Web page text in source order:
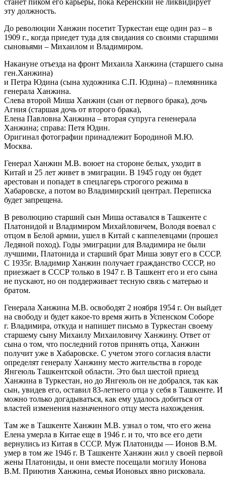
эту должность.
До революции Ханжин посетит Туркестан еще один раз – в
1909 г., когда приедет туда для свидания со своими старшими
сыновьями – Михаилом и Владимиром.
Накануне отъезда на фронт Михаила Ханжина (старшего сына
ген.Ханжина)
и Петра Юдина (сына художника С.П. Юдина) – племянника
генерала Ханжина.
Слева второй Миша Ханжин (сын от первого брака), дочь
Агния (старшая дочь от второго брака),
Елена Павловна Ханжина – вторая супруга гененерала
Ханжина; справа: Петя Юдин.
Оригинал фотографии принадлежит Бородиной М.Ю.
Москва.
Генерал Ханжин М.В. воюет на стороне белых, уходит в
Китай и 25 лет живет в эмиграции. В 1945 году он будет
арестован и попадет в спецлагерь строгого режима в
Хабаровске, а потом во Владимирский централ. Переписка
будет запрещена.
В революцию старший сын Миша оставался в Ташкенте с
Платонидой и Владимиром Михайловичем, Володя воевал с
отцом в Белой армии, ушел в Китай с каппелевцами (прошел
Ледяной поход). Годы эмиграции для Владимира не были
лучшими, Платонида и старший брат Миша зовут его в СССР.
С 1935г. Владимир Ханжин получает гражданство СССР, но
приезжает в СССР только в 1947 г. В Ташкент его и его сына
не пускают, но он поддерживает тесную связь с матерью и
братом.
Генерала Ханжина М.В. освободят 2 ноября 1954 г. Он выйдет
на свободу и будет какое-то время жить в Успенском Соборе
г. Владимира, откуда и напишет письмо в Туркестан своему
старшему сыну Михаилу Михаиловичу Ханжину. Ответ от
сына о том, что последний готов принять отца, Ханжин
получит уже в Хабаровске. С учетом этого согласия власти
определят генералу Ханжину место жительства в городе
Янгеюль Ташкентской области. Это был шестой приезд
Ханжина в Туркестан, но до Янгеюль он не добрался, так как
сын, увидев его, оставил 83-летнего отца у себя в Ташкенте. И
можно только догадываться, как ему удалось добиться от
властей изменения назначенного отцу места нахождения.
Там же в Ташкенте Ханжин М.В. узнал о том, что его жена
Елена умерла в Китае еще в 1946 г. и то, что все его дети
вернулись из Китая в СССР. Муж Платониды — Ионов В.М.
умер в том же 1946 г. В Ташкенте Ханжин жил у своей первой
жены Платониды, и они вместе посещали могилу Ионова
В.М. Приютив Ханжина, семья Ионовых явно рисковала.